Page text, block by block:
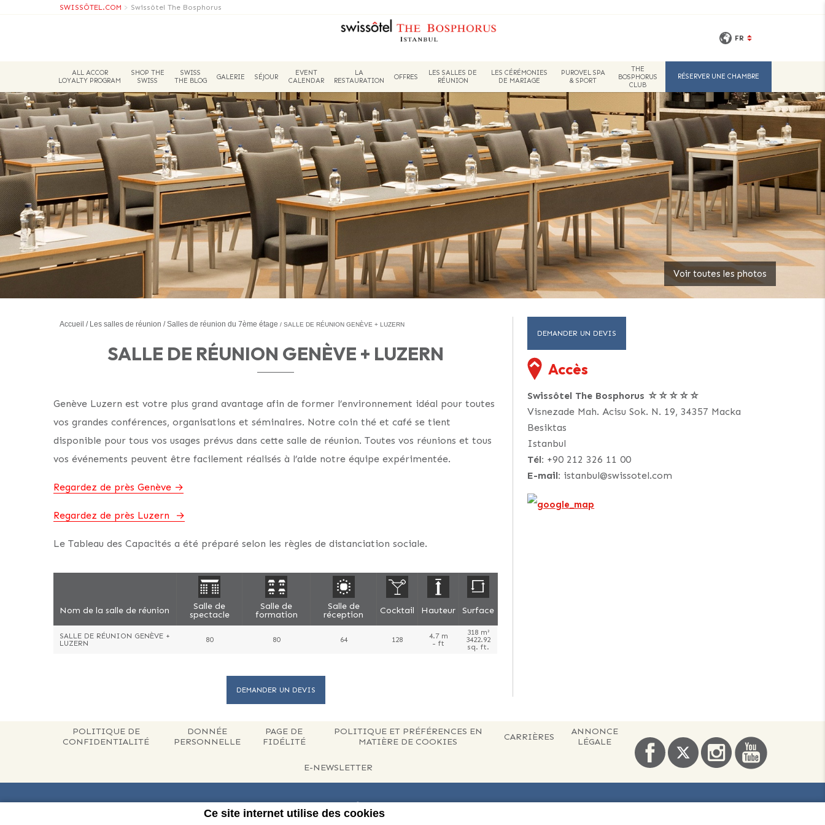
Ce site internet utilise des cookies
SWISSÔTEL.COM > Swissôtel The Bosphorus
FR
ALL ACCOR
LOYALTY PROGRAM
SHOP THE
SWISS
SWISS
THE BLOG
GALERIE SÉJOUR
EVENT
CALENDAR
LA
RESTAURATION
OFFRES
LES SALLES DE
RÉUNION
LES CÉRÉMONIES
DE MARIAGE
PUROVEL SPA
& SPORT
THE
BOSPHORUS
CLUB
RÉSERVER UNE CHAMBRE
Voir toutes les photos
Accueil Les salles de réunion Salles de réunion du 7ème étage SALLE DE RÉUNION GENÈVE + LUZERN
SALLE DE RÉUNION GENÈVE + LUZERN
Genève Luzern est votre plus grand avantage afin de former l’environnement idéal pour toutes
vos grandes conférences, organisations et séminaires. Notre coin thé et café se tient
disponible pour tous vos usages prévus dans cette salle de réunion. Toutes vos réunions et tous
vos événements peuvent être facilement réalisés à l’aide notre équipe expérimentée.
Regardez de près Genève
Regardez de près Luzern
Le Tableau des Capacités a été préparé selon les règles de distanciation sociale.
Nom de la salle de réunion Salle de
spectacle
Salle de
formation
Salle de
réception Cocktail Hauteur Surface
SALLE DE RÉUNION GENÈVE +
LUZERN
80 80 64 128
4.7 m
- ft
318 m²
3422.92
sq. ft.
DEMANDER UN DEVIS
DEMANDER UN DEVIS
Accès
Swissôtel The Bosphorus ☆☆☆☆☆
Visnezade Mah. Acisu Sok. N. 19, 34357 Macka
Besiktas
Istanbul
Tél: +90 212 326 11 00
E-mail: istanbul@swissotel.com
POLITIQUE DE
CONFIDENTIALITÉ
DONNÉE
PERSONNELLE
PAGE DE
FIDÉLITÉ
POLITIQUE ET PRÉFÉRENCES EN
MATIÈRE DE COOKIES
CARRIÈRES
ANNONCE
LÉGALE
E-NEWSLETTER
SWISSÔTEL THE BOSPHORUS